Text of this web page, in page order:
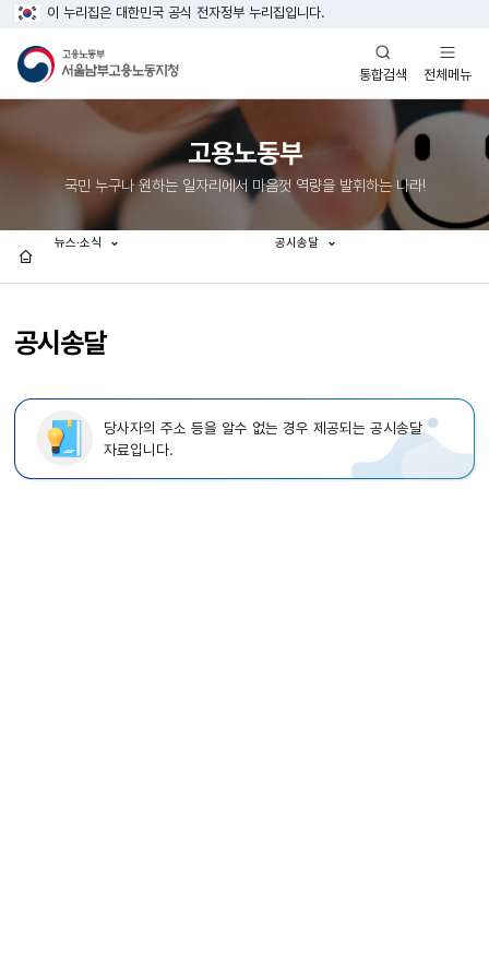
이 누리집은 대한민국 공식 전자정부 누리집입니다.
통합검색
열기
전체메뉴
열기
고용노동부
국민 누구나 원하는 일자리에서 마음껏 역량을 발휘하는 나라!
공시송달
뉴스·소식 공시송달
당사자의 주소 등을 알수 없는 경우 제공되는 공시송달
자료입니다.